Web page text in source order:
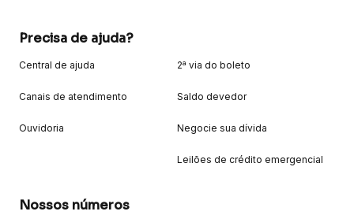
Precisa de ajuda?
Central de ajuda
Canais de atendimento
Ouvidoria
2ª via do boleto
Saldo devedor
Negocie sua dívida
Leilões de crédito emergencial
Nossos números